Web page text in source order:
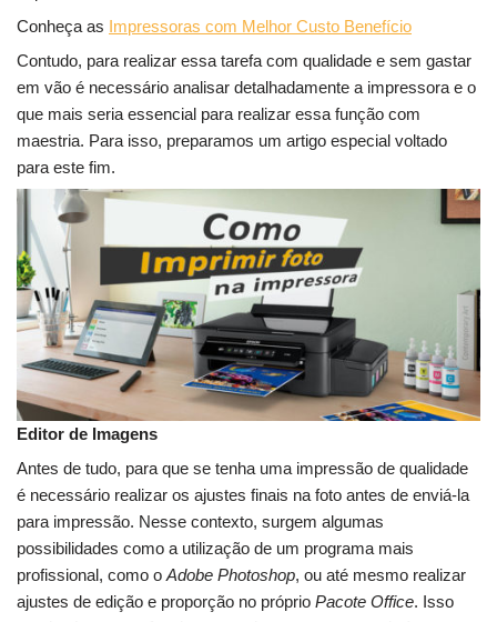
Conheça as Impressoras com Melhor Custo Benefício
Contudo, para realizar essa tarefa com qualidade e sem gastar
em vão é necessário analisar detalhadamente a impressora e o
que mais seria essencial para realizar essa função com
maestria. Para isso, preparamos um artigo especial voltado
para este fim.
Editor de Imagens
Antes de tudo, para que se tenha uma impressão de qualidade
é necessário realizar os ajustes finais na foto antes de enviá-la
para impressão. Nesse contexto, surgem algumas
possibilidades como a utilização de um programa mais
profissional, como o Adobe Photoshop, ou até mesmo realizar
ajustes de edição e proporção no próprio Pacote Office. Isso